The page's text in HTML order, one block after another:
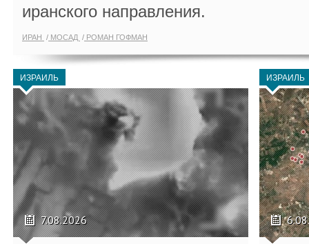
иранского направления.
ИРАН МОСАД РОМАН ГОФМАН
ИЗРАИЛЬ
7.08.2026
ИЗРАИЛЬ